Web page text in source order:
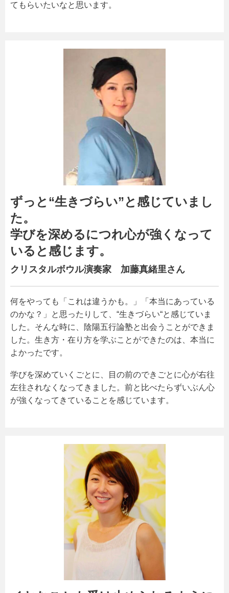
てもらいたいなと思います。
ずっと“生きづらい”と感じていまし
た。
学びを深めるにつれ心が強くなって
いると感じます。
クリスタルボウル演奏家 加藤真緒里さん
何をやっても「これは違うかも。」「本当にあっている
のかな？」と思ったりして、“生きづらい“と感じていま
した。そんな時に、陰陽五行論塾と出会うことができま
した。生き方・在り方を学ぶことができたのは、本当に
よかったです。
学びを深めていくごとに、目の前のできごとに心が右往
左往されなくなってきました。前と比べたらずいぶん心
が強くなってきていることを感じています。